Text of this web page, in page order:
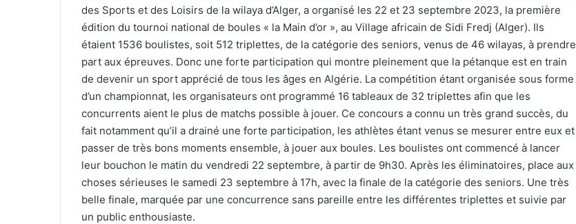
des Sports et des Loisirs de la wilaya d’Alger, a organisé les 22 et 23 septembre 2023, la première
édition du tournoi national de boules « la Main d’or », au Village africain de Sidi Fredj (Alger). Ils
étaient 1536 boulistes, soit 512 triplettes, de la catégorie des seniors, venus de 46 wilayas, à prendre
part aux épreuves. Donc une forte participation qui montre pleinement que la pétanque est en train
de devenir un sport apprécié de tous les âges en Algérie. La compétition étant organisée sous forme
d’un championnat, les organisateurs ont programmé 16 tableaux de 32 triplettes afin que les
concurrents aient le plus de matchs possible à jouer. Ce concours a connu un très grand succès, du
fait notamment qu’il a drainé une forte participation, les athlètes étant venus se mesurer entre eux et
passer de très bons moments ensemble, à jouer aux boules. Les boulistes ont commencé à lancer
leur bouchon le matin du vendredi 22 septembre, à partir de 9h30. Après les éliminatoires, place aux
choses sérieuses le samedi 23 septembre à 17h, avec la finale de la catégorie des seniors. Une très
belle finale, marquée par une concurrence sans pareille entre les différentes triplettes et suivie par
un public enthousiaste.